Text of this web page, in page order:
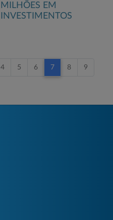
MILHÕES EM
INVESTIMENTOS
4 5 6 7 8 9